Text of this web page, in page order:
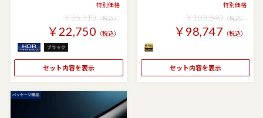
特別価格
￥35,310（税込）
￥22,750 （税込）
セット内容を表示
特別価格
￥103,840（税込）
￥98,747 （税込）
セット内容を表示